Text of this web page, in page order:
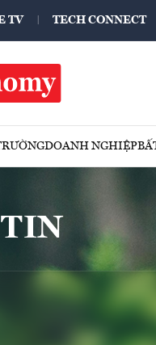
TV TECH CONNECT
DOANH NGHIỆP